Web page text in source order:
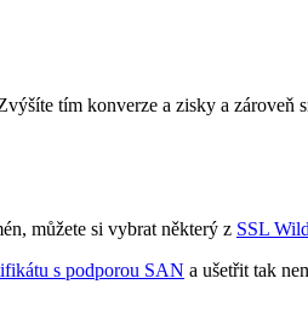
tím konverze a zisky a zároveň
můžete si vybrat některý z SSL
s podporou SAN a ušetřit tak